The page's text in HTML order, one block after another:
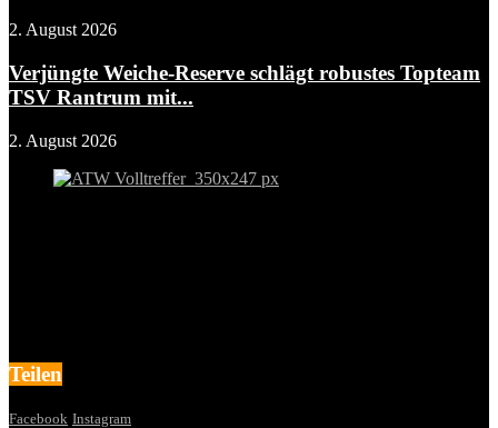
2. August 2026
Verjüngte Weiche-Reserve schlägt robustes Topteam
TSV Rantrum mit...
2. August 2026
Teilen
Facebook Instagram